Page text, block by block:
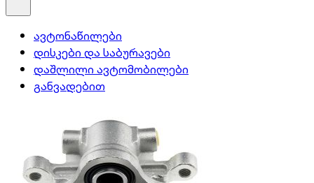
ავტონაწილები
დისკები და საბურავები
დაშლილი ავტომობილები
განვადებით